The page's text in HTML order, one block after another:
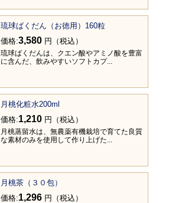
琉球ばくだん（お徳用）160粒
価格:3,580 円（税込）
琉球ばくだんは、クエン酸やアミノ酸を豊富
に含んだ、飲みやすいソフトカプ...
月桃化粧水200ml
価格:1,210 円（税込）
月桃蒸留水は、無農薬有機栽培で育てた良質
な素材のみを使用して作り上げた...
月桃茶（３０包）
価格:1,296 円（税込）